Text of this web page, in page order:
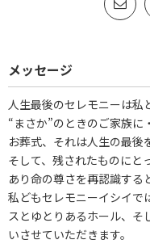
メッセージ
人生最後のセレモニーは私
“まさか”のときのご家族
お葬式、それは人生の最後
そして、残されたものにと
あり命の尊さを再認識する
私どもセレモニーイシイで
スとゆとりあるホール、そ
いさせていただきます。